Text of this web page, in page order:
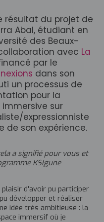
résultat du projet de
Abal, étudiant en
des Beaux-
avec La
par le
dans son
un processus de
pour la
sur
expressionniste
de son expérience.
a signifié pour vous et
KSIgune
plaisir d'avoir pu participer
développer et réaliser
idée très ambitieuse : la
immersif où je